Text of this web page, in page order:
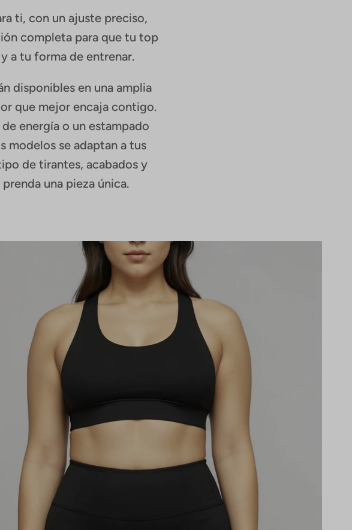
ti, con un ajuste preciso,
completa para que tu top
a tu forma de entrenar.
disponibles en una amplia
que mejor encaja contigo.
energía o un estampado
modelos se adaptan a tus
de tirantes, acabados y
una pieza única.